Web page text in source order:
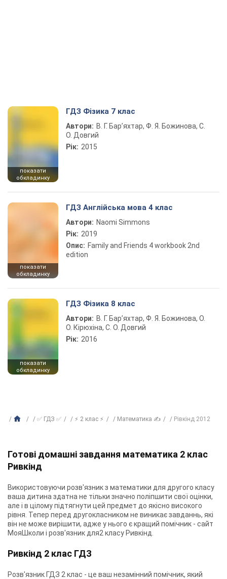
показати
обкладинку
ГДЗ Фізика 7 клас
Автори: В. Г. Бар’яхтар, Ф. Я. Божинова, С.
О. Довгий
Рік: 2015
показати
обкладинку
ГДЗ Англійська мова 4 клас
Автори: Naomi Simmons
Рік: 2019
Опис: Family and Friends 4 workbook 2nd
edition
показати
обкладинку
ГДЗ Фізика 8 клас
Автори: В. Г. Бар’яхтар, Ф. Я. Божинова, О.
О. Кірюхіна, С. О. Довгий
Рік: 2016
✅ ГДЗ ✅ ⚡ 2 клас ⚡ Математика ✍ Рівкінд 2012
Готові домашні завдання математика 2 клас
Ривкінд
Використовуючи розв'язник з математики для другого класу
ваша дитина здатна не тільки значно поліпшити свої оцінки,
але і в цілому підтягнути цей предмет до якісно високого
рівня. Тепер перед другокласником не виникає завданнь, які
він не може вирішити, адже у нього є кращий помічник - сайт
МояШколи і розв'язник для2 класу Ривкінд.
Ривкінд 2 клас ГДЗ
Розв'язник ГДЗ 2 клас - це ваш незамінний помічник, який